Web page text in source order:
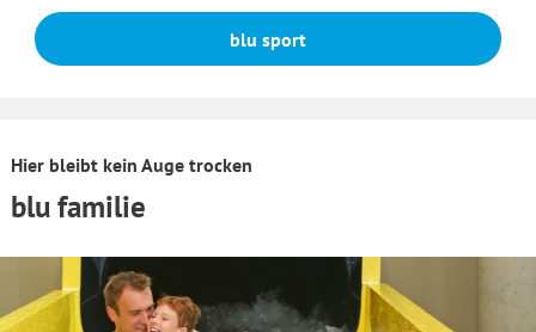
blu sport
Hier bleibt kein Auge trocken
blu familie